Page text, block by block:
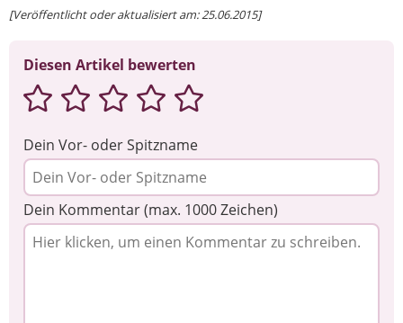
[Veröffentlicht oder aktualisiert am: 25.06.2015]
Diesen Artikel bewerten
Dein Vor- oder Spitzname
Dein Kommentar (max. 1000 Zeichen)